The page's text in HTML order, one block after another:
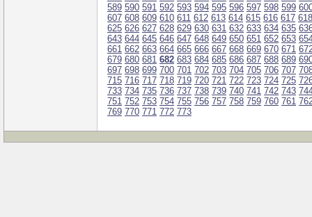
589 590 591 592 593 594 595 596 597 598 599
607 608 609 610 611 612 613 614 615 616 617 618
625 626 627 628 629 630 631 632 633 634 635
643 644 645 646 647 648 649 650 651 652 653
661 662 663 664 665 666 667 668 669 670 671
679 680 681 682 683 684 685 686 687 688 689
697 698 699 700 701 702 703 704 705 706 707
715 716 717 718 719 720 721 722 723 724 725
733 734 735 736 737 738 739 740 741 742 743
751 752 753 754 755 756 757 758 759 760 761
769 770 771 772 773